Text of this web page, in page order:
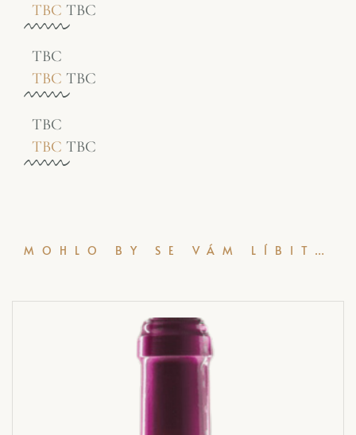
TBC TBC
TBC
TBC TBC
TBC
TBC TBC
MOHLO BY SE VÁM LÍBIT…